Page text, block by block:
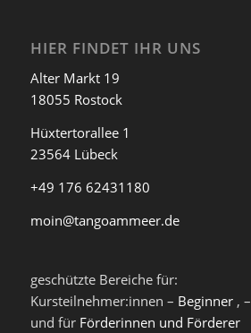
HIER FINDET IHR UNS
Alter Markt 19
18055 Rostock
Hüxtertorallee 1
23564 Lübeck
+49 176 62431180
moin@tangoammeer.de
geschützte Bereiche für:
Kursteilnehmer:innen – Beginner, –
und für Förderinnen und Förderer